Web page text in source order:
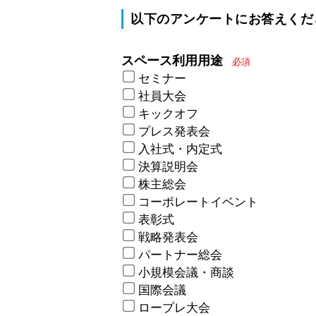
以下のアンケートにお答えく
スペース利用用途 必須
セミナー
社員大会
キックオフ
プレス発表会
入社式・内定式
決算説明会
株主総会
コーポレートイベント
表彰式
戦略発表会
パートナー総会
小規模会議・商談
国際会議
ロープレ大会